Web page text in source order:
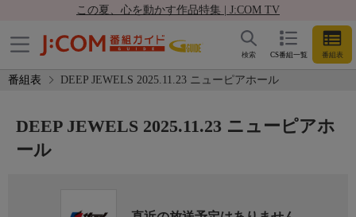
この夏、心を動かす作品特集 | J:COM TV
CS番組一覧 番組表
検索
番組表 DEEP JEWELS 2025.11.23 ニューピアホール
DEEP JEWELS 2025.11.23 ニューピアホ
ール